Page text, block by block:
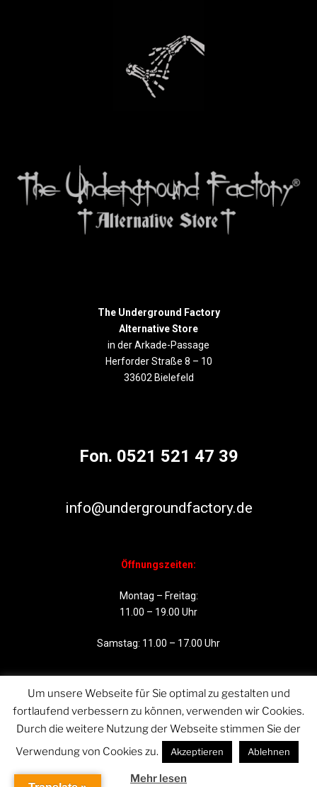
The Underground Factory
Alternative Store
in der Arkade-Passage
Herforder Straße 8 – 10
33602 Bielefeld
Fon. 0521 521 47 39
info@undergroundfactory.de
Öffnungszeiten:
Montag – Freitag:
11.00 – 19.00 Uhr
Samstag: 11.00 – 17.00 Uhr
Um unsere Webseite für Sie optimal zu gestalten und
fortlaufend verbessern zu können, verwenden wir Cookies.
Durch die weitere Nutzung der Webseite stimmen Sie der
Verwendung von Cookies zu.
Akzeptieren Ablehnen
Mehr lesen